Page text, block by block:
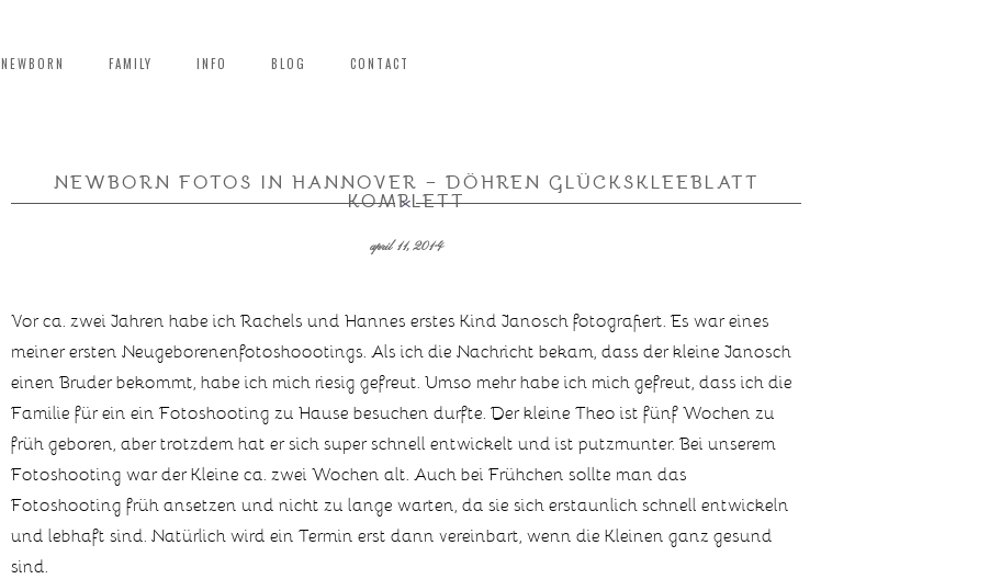
NEWBORN FAMILY INFO BLOG CONTACT
NEWBORN FOTOS IN HANNOVER – DÖHREN GLÜCKSKLEEBLATT
KOMPLETT
april 11, 2014
Vor ca. zwei Jahren habe ich Rachels und Hannes erstes Kind Janosch fotografiert. Es war eines
meiner ersten Neugeborenenfotoshoootings. Als ich die Nachricht bekam, dass der kleine Janosch
einen Bruder bekommt, habe ich mich riesig gefreut. Umso mehr habe ich mich gefreut, dass ich die
Familie für ein ein Fotoshooting zu Hause besuchen durfte. Der kleine Theo ist fünf Wochen zu
früh geboren, aber trotzdem hat er sich super schnell entwickelt und ist putzmunter. Bei unserem
Fotoshooting war der Kleine ca. zwei Wochen alt. Auch bei Frühchen sollte man das
Fotoshooting früh ansetzen und nicht zu lange warten, da sie sich erstaunlich schnell entwickeln
und lebhaft sind. Natürlich wird ein Termin erst dann vereinbart, wenn die Kleinen ganz gesund
sind.